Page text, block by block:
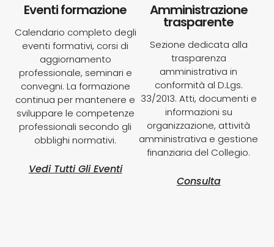
Eventi formazione
Calendario completo degli
eventi formativi, corsi di
aggiornamento
professionale, seminari e
convegni. La formazione
continua per mantenere e
sviluppare le competenze
professionali secondo gli
obblighi normativi.
Vedi Tutti Gli Eventi
Amministrazione
trasparente
Sezione dedicata alla
trasparenza
amministrativa in
conformità al D.Lgs.
33/2013. Atti, documenti e
informazioni su
organizzazione, attività
amministrativa e gestione
finanziaria del Collegio.
Consulta